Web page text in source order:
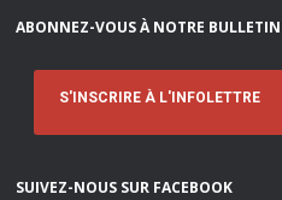
ABONNEZ-VOUS À NOTRE
S'INSCRIRE À L'INFOLETTRE
SUIVEZ-NOUS SUR FACEBOOK